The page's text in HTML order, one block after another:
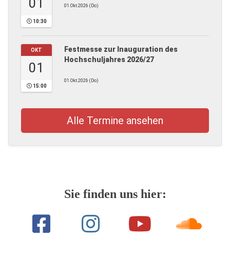
10:30
01.Okt.2026 (Do)
OKT
01
15:00
Festmesse zur Inauguration des
Hochschuljahres 2026/27
01.Okt.2026 (Do)
Alle Termine ansehen
Sie finden uns hier: